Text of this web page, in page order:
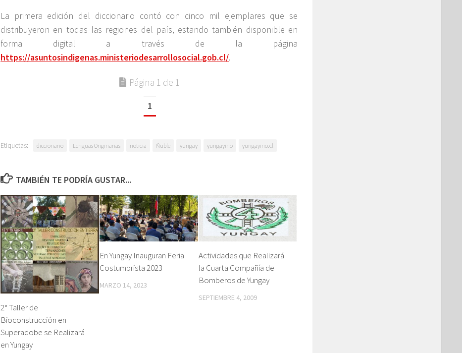
La primera edición del diccionario contó con cinco mil ejemplares que se
distribuyeron en todas las regiones del país, estando también disponible en
forma digital a través de la página
https://asuntosindigenas.ministeriodesarrollosocial.gob.cl/.
Página 1 de 1
1
Etiquetas: diccionario Lenguas Originarias noticia Ñuble yungay yungayino yungayino.cl
TAMBIÉN TE PODRÍA GUSTAR...
2° Taller de
Bioconstrucción en
Superadobe se Realizará
en Yungay
En Yungay Inauguran Feria
Costumbrista 2023
MARZO 14, 2023
Actividades que Realizará
la Cuarta Compañía de
Bomberos de Yungay
SEPTIEMBRE 4, 2009